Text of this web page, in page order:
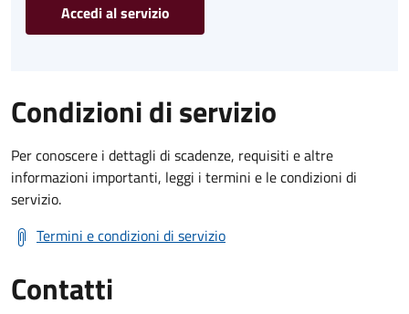
Accedi al servizio
Condizioni di servizio
Per conoscere i dettagli di scadenze, requisiti e altre
informazioni importanti, leggi i termini e le condizioni di
servizio.
Termini e condizioni di servizio
Contatti